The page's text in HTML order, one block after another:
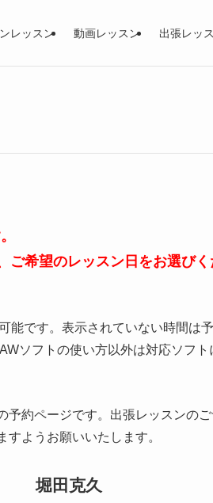
レッスン 動画レッスン 出張レッ
希望のレッスン日をお選びく
能です。表示されていない時間は
ソフトの使い方以外は対応ソフ
約ページです。出張レッスンのご
ようお願いいたします。
堀田克久